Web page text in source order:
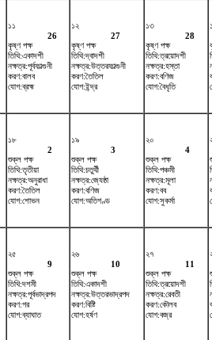
১১
26
কৃষ্ণ পক্ষ
তিথি:একাদশী
নক্ষত্র:পূর্বফাল্গুনী
করণ:বালব
যোগ:ব্রহ্ম
১২
27
কৃষ্ণ পক্ষ
তিথি:দ্বাদশী
নক্ষত্র:উত্তরফাল্গুনী
করণ:তৈতিল
যোগ:ইন্দ্র
১৩
28
কৃষ্ণ পক্ষ
তিথি:ত্রয়োদশী
নক্ষত্র:হস্তা
করণ:বণিজ
যোগ:বৈধৃতি
১৮
2
শুক্ল পক্ষ
তিথি:তৃতীয়া
নক্ষত্র:অনুরাধা
করণ:তৈতিল
যোগ:শোভন
১৯
3
শুক্ল পক্ষ
তিথি:চতুর্থী
নক্ষত্র:জ্যেষ্ঠা
করণ:বণিজ
যোগ:অতিগণ্ড
২০
4
শুক্ল পক্ষ
তিথি:পঞ্চমী
নক্ষত্র:মূলা
করণ:বব
যোগ:সুকর্মা
২৫
9
শুক্ল পক্ষ
তিথি:দশমী
নক্ষত্র:পূর্বভাদ্রপদ
করণ:গর
যোগ:ব্যাঘাত
২৬
10
শুক্ল পক্ষ
তিথি:একাদশী
নক্ষত্র:উত্তরভাদ্রপদ
করণ:বিষ্টি
যোগ:হর্ষণ
২৭
11
শুক্ল পক্ষ
তিথি:ত্রয়োদশী
নক্ষত্র:রেবতী
করণ:কৌলব
যোগ:বজ্র